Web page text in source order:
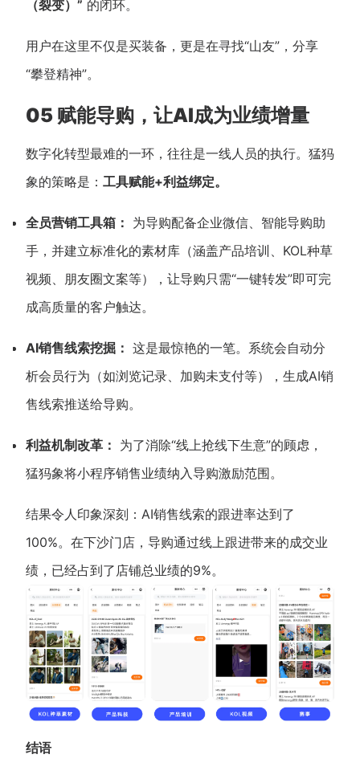
（裂变）” 的闭环。
用户在这里不仅是买装备，更是在寻找“山友”，分享
“攀登精神”。
05 赋能导购，让AI成为业绩增量
数字化转型最难的一环，往往是一线人员的执行。猛犸
象的策略是： 工具赋能+利益绑定。
全员营销工具箱： 为导购配备企业微信、智能导购助
手，并建立标准化的素材库（涵盖产品培训、KOL种草
视频、朋友圈文案等），让导购只需“一键转发”即可完
成高质量的客户触达。
AI销售线索挖掘： 这是最惊艳的一笔。系统会自动分
析会员行为（如浏览记录、加购未支付等），生成AI销
售线索推送给导购。
利益机制改革： 为了消除“线上抢线下生意”的顾虑，
猛犸象将小程序销售业绩纳入导购激励范围。
结果令人印象深刻：AI销售线索的跟进率达到了
100%。在下沙门店，导购通过线上跟进带来的成交业
绩，已经占到了店铺总业绩的9%。
结语